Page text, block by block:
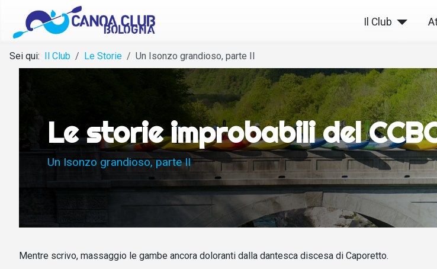
Il Club
Sei qui: Il Club Le Storie Un Isonzo grandioso, parte II
Le storie improbabili del
Un Isonzo grandioso, parte II
Mentre scrivo, massaggio le gambe ancora doloranti dalla dantesca discesa di Caporetto.